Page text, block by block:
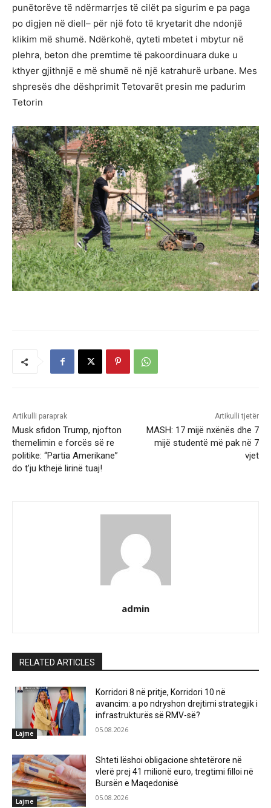
punëtorëve të ndërmarrjes të cilët pa sigurim e pa paga
po digjen në diell– për një foto të kryetarit dhe ndonjë
klikim më shumë. Ndërkohë, qyteti mbetet i mbytur në
plehra, beton dhe premtime të pakoordinuara duke u
kthyer gjithnjë e më shumë në një katrahurë urbane. Mes
shpresës dhe dëshprimit Tetovarët presin me padurim
Tetorin
Artikulli paraprak
Musk sfidon Trump, njofton
themelimin e forcës së re
politike: “Partia Amerikane”
do t’ju kthejë lirinë tuaj!
Artikulli tjetër
MASH: 17 mijë nxënës dhe 7
mijë studentë më pak në 7
vjet
admin
RELATED ARTICLES
Lajme
Korridori 8 në pritje, Korridori 10 në
avancim: a po ndryshon drejtimi strategjik i
infrastrukturës së RMV-së?
05.08.2026
Lajme
Shteti lëshoi obligacione shtetërore në
vlerë prej 41 milionë euro, tregtimi filloi në
Bursën e Maqedonisë
05.08.2026